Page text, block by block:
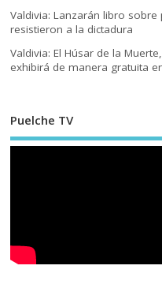
Valdivia: Lanzarán libro
resistieron a la dictadura
Valdivia: El Húsar de la
exhibirá de manera gratuita
Puelche TV